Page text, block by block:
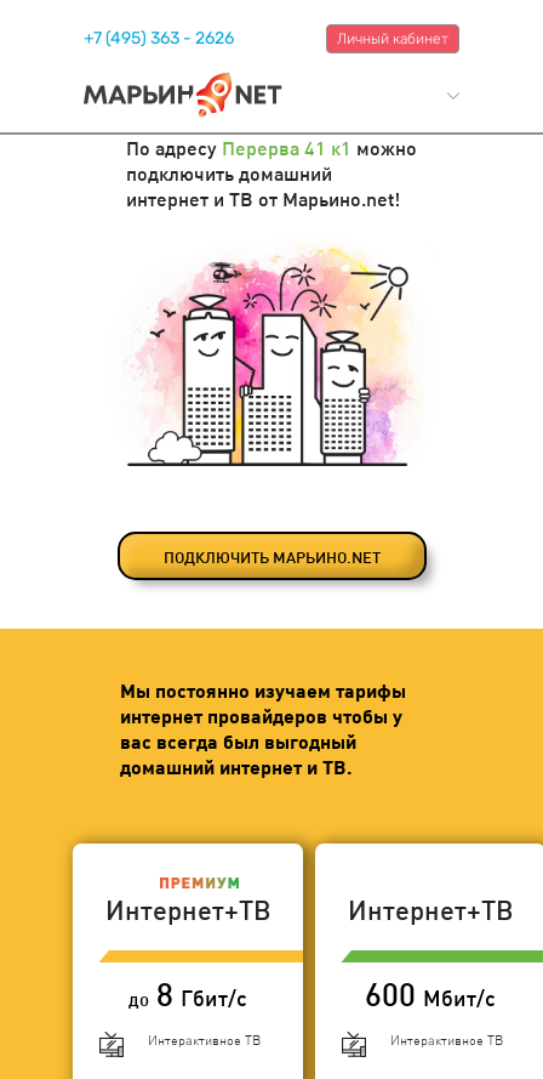
+7 (495) 363 - 2626 Личный кабинет
По адресу Перерва 41 к1 можно
подключить домашний
интернет и ТВ от Марьино.net!
ПОДКЛЮЧИТЬ МАРЬИНО.NET
Мы постоянно изучаем тарифы
интернет провайдеров чтобы у
вас всегда был выгодный
домашний интернет и ТВ.
Интернет+ТВ
до 8 Гбит/с
Интерактивное ТВ
Интернет+ТВ
600 Мбит/с
Интерактивное ТВ